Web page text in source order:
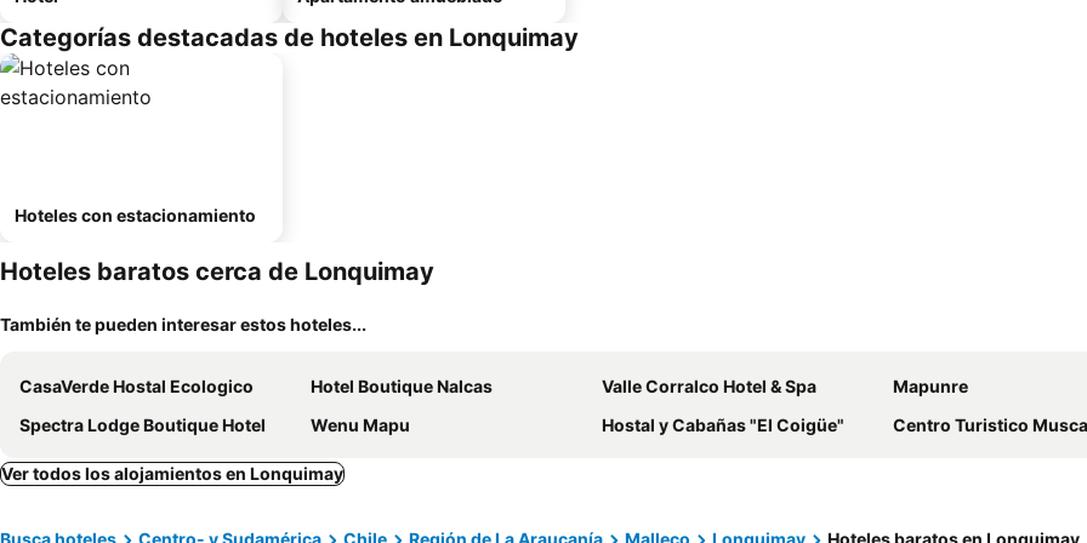
Categorías destacadas de hoteles en Lonquimay
Hoteles con estacionamiento
Hoteles baratos cerca de Lonquimay
También te pueden interesar estos hoteles...
CasaVerde Hostal Ecologico Hotel Boutique Nalcas Valle Corralco Hotel & Spa
Mapunre
Spectra Lodge Boutique Hotel
Wenu Mapu Hostal y Cabañas "El Coigüe" Centro Turistico
Ver todos los alojamientos en Lonquimay
Busca hoteles Centro- y Sudamérica Chile Región de La Araucanía Malleco Lonquimay Hoteles baratos en Lonquimay